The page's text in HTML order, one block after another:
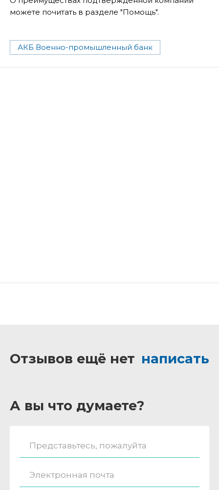
можете почитать в разделе "Помощь".
АКБ Военно-промышленный банк
Отзывов ещё нет написать
А вы что думаете?